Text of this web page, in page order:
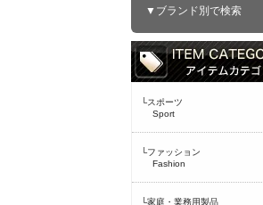
└スポーツ
Sport
└ファッション
Fashion
└家庭・業務用製品